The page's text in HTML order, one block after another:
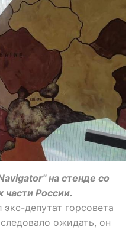
на стенде со
части России.
депутат горсовета
ожидать, он